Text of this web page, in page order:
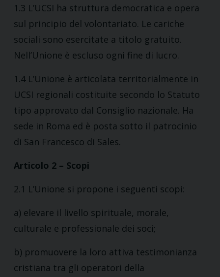
1.3 L’UCSI ha struttura democratica e opera
sul principio del volontariato. Le cariche
sociali sono esercitate a titolo gratuito.
Nell’Unione è escluso ogni fine di lucro.
1.4 L’Unione è articolata territorialmente in
UCSI regionali costituite secondo lo Statuto
tipo approvato dal Consiglio nazionale. Ha
sede in Roma ed è posta sotto il patrocinio
di San Francesco di Sales.
Articolo 2 – Scopi
2.1 L’Unione si propone i seguenti scopi:
a) elevare il livello spirituale, morale,
culturale e professionale dei soci;
b) promuovere la loro attiva testimonianza
cristiana tra gli operatori della